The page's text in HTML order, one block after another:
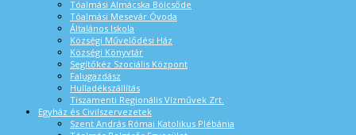
Tóalmási Almácska Bölcsőde
Tóalmási Mesevár Óvoda
Általános Iskola
Községi Művelődési Ház
Községi Könyvtár
Segítőkéz Szociális Központ
Falugazdász
Hulladékszállítás
Tiszamenti Regionális Vízművek Zrt.
Egyház és Civilszervezetek
Szent András Római Katolikus Plébánia